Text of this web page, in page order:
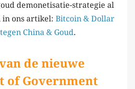
demonetisatie-strategie al
in ons artikel: Bitcoin & Dollar
China & Goud.
de nieuwe
of Government